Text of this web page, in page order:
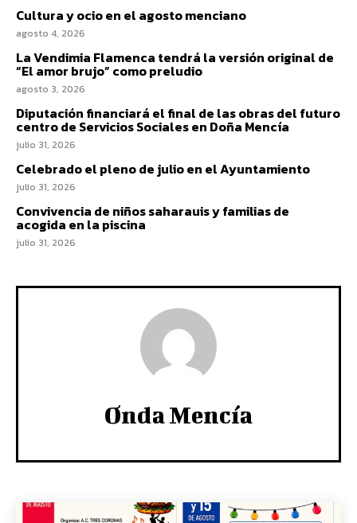
Cultura y ocio en el agosto menciano
agosto 4, 2026
La Vendimia Flamenca tendrá la versión original de
“El amor brujo” como preludio
agosto 3, 2026
Diputación financiará el final de las obras del futuro
centro de Servicios Sociales en Doña Mencía
julio 31, 2026
Celebrado el pleno de julio en el Ayuntamiento
julio 31, 2026
Convivencia de niños saharauis y familias de
acogida en la piscina
julio 31, 2026
Onda Mencía